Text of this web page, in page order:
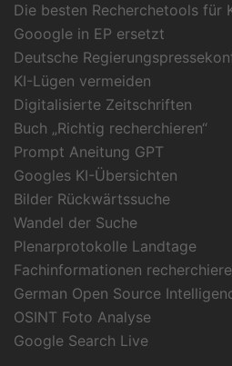
Die besten Recherchetools für
Gooogle in EP ersetzt
Deutsche
KI-Lügen vermeiden
Digitalisierte Zeitschriften
Buch „Richtig recherchieren“
Prompt Aneitung GPT
Googles KI-Übersichten
Bilder Rückwärtssuche
Wandel der Suche
Plenarprotokolle Landtage
Fachinformationen
German Open Source
OSINT Foto Analyse
Google Search Live